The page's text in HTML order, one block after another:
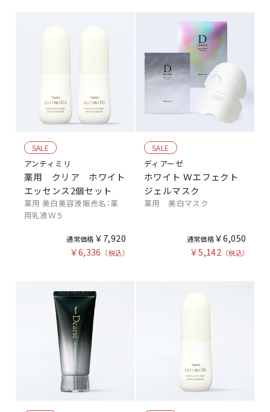
SALE
アンティミリ
薬用 クリア ホワイト
エッセンス2個セット
薬用 美白美容液販売名：薬
用乳液Ｗ５
￥7,920
￥6,336
SALE
ディアーゼ
ホワイト Ｗエフェクト
ジェルマスク
薬用 美白マスク
￥6,050
￥5,142